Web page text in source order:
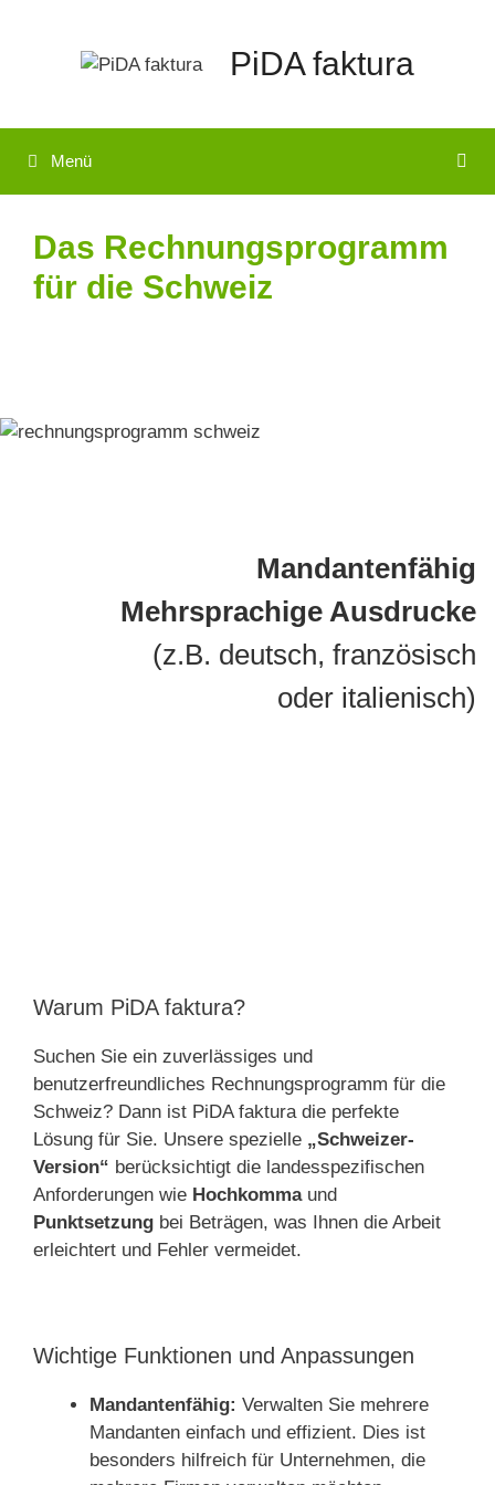
PiDA faktura
Menü
Das Rechnungsprogramm
für die Schweiz
Mandantenfähig
Mehrsprachige Ausdrucke
(z.B. deutsch, französisch
oder italienisch)
Warum PiDA faktura?
Suchen Sie ein zuverlässiges und
benutzerfreundliches Rechnungsprogramm für die
Schweiz? Dann ist PiDA faktura die perfekte
Lösung für Sie. Unsere spezielle „Schweizer-
Version“ berücksichtigt die landesspezifischen
Anforderungen wie Hochkommaund
Punktsetzung bei Beträgen, was Ihnen die Arbeit
erleichtert und Fehler vermeidet.
Wichtige Funktionen und Anpassungen
Mandantenfähig: Verwalten Sie mehrere
Mandanten einfach und effizient. Dies ist
besonders hilfreich für Unternehmen, die